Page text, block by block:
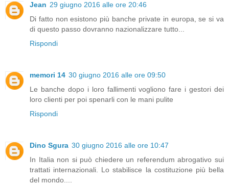
Jean 29 giugno 2016 alle ore 20:46
Di fatto non esistono più banche private in europa, se si va
di questo passo dovranno nazionalizzare tutto...
Rispondi
memori 14 30 giugno 2016 alle ore 09:50
Le banche dopo i loro fallimenti vogliono fare i gestori dei
loro clienti per poi spenarli con le mani pulite
Rispondi
Dino Sgura 30 giugno 2016 alle ore 10:47
In Italia non si può chiedere un referendum abrogativo sui
trattati internazionali. Lo stabilisce la costituzione più bella
del mondo....